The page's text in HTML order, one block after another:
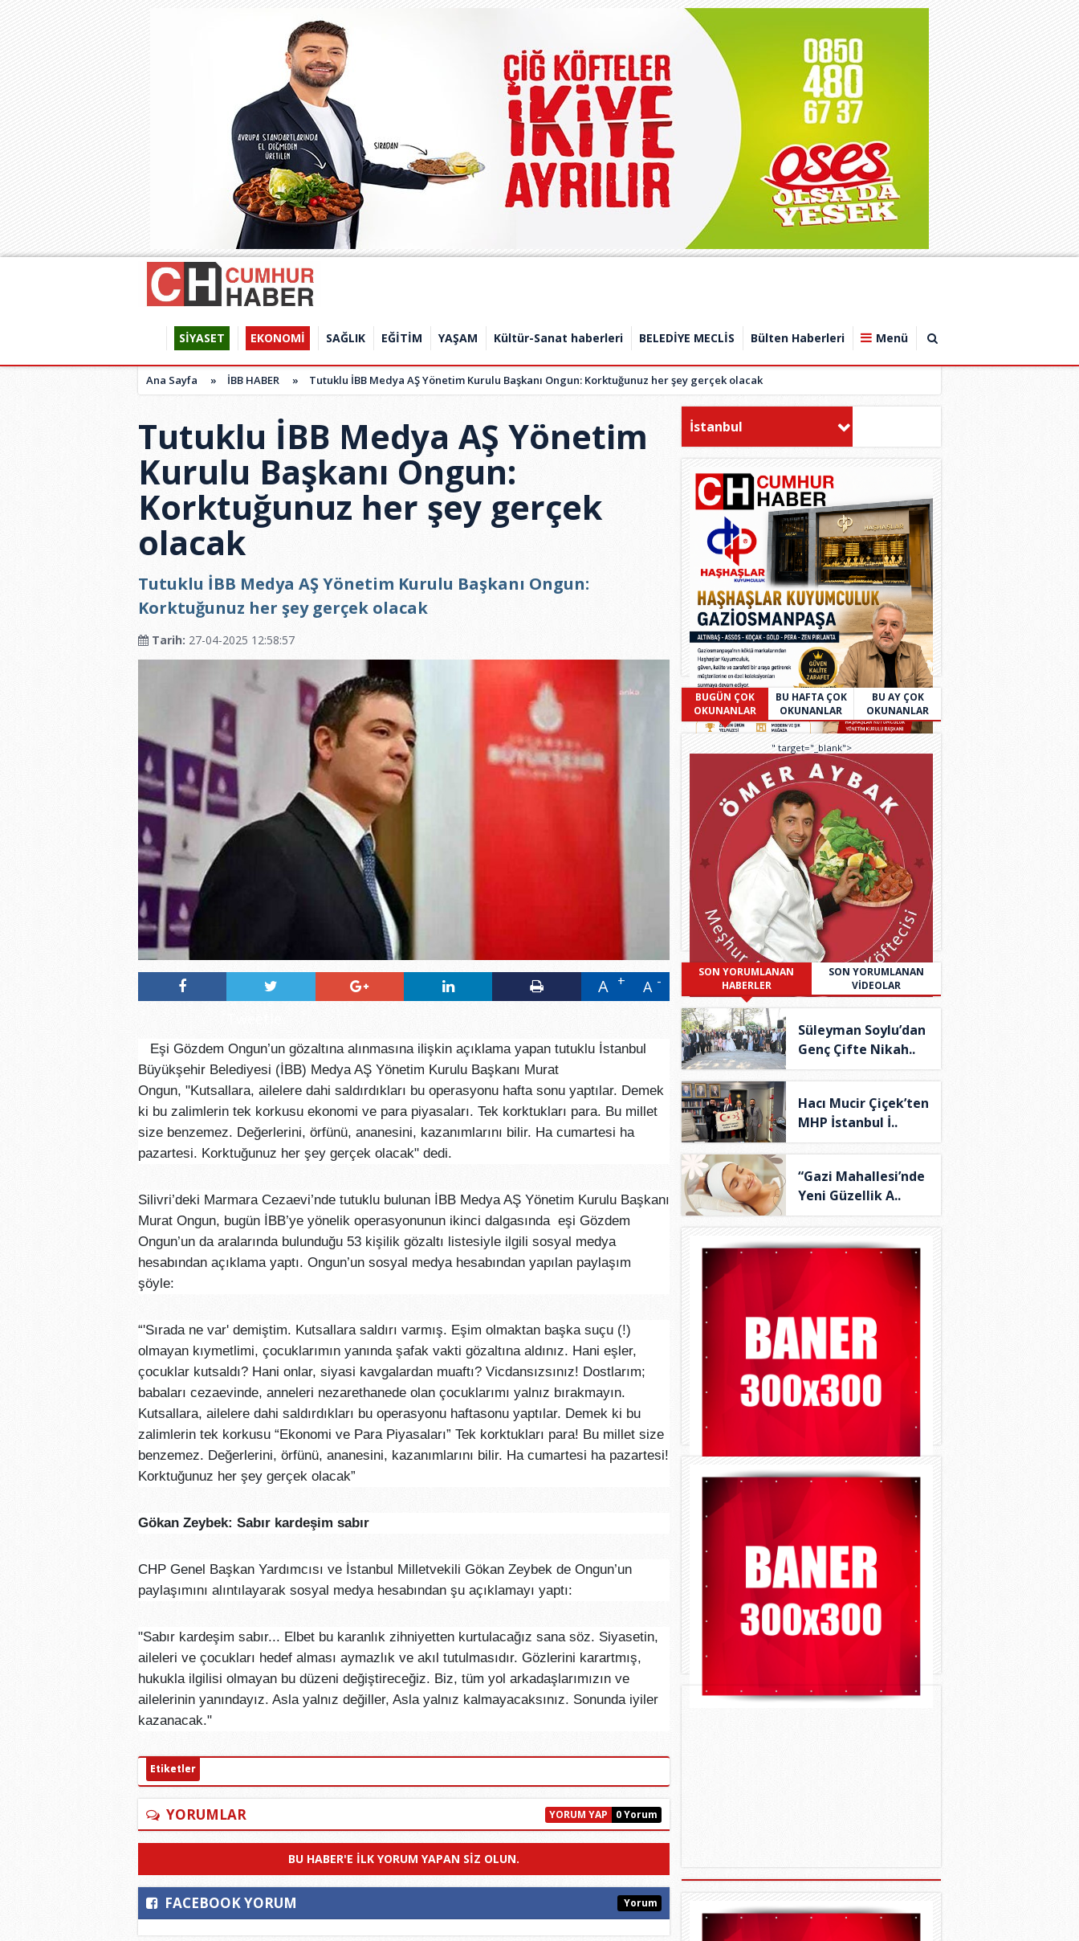
SİYASET EKONOMİ SAĞLIK EĞİTİM YAŞAM Kültür-Sanat haberleri BELEDİYE MECLİS Bülten Haberleri Menü
Ana Sayfa » İBB HABER » Tutuklu İBB Medya AŞ Yönetim Kurulu Başkanı Ongun: Korktuğunuz her şey gerçek olacak
Tutuklu İBB Medya AŞ Yönetim
Kurulu Başkanı Ongun:
Korktuğunuz her şey gerçek
olacak
Tutuklu İBB Medya AŞ Yönetim Kurulu Başkanı Ongun:
Korktuğunuz her şey gerçek olacak
Tarih: 27-04-2025 12:58:57
A A
Eşi Gözdem Ongun’un gözaltına alınmasına ilişkin açıklama yapan tutuklu İstanbul
Büyükşehir Belediyesi (İBB) Medya AŞ Yönetim Kurulu Başkanı Murat
Ongun, "Kutsallara, ailelere dahi saldırdıkları bu operasyonu hafta sonu yaptılar. Demek
ki bu zalimlerin tek korkusu ekonomi ve para piyasaları. Tek korktukları para. Bu millet
size benzemez. Değerlerini, örfünü, ananesini, kazanımlarını bilir. Ha cumartesi ha
pazartesi. Korktuğunuz her şey gerçek olacak" dedi.
Silivri’deki Marmara Cezaevi’nde tutuklu bulunan İBB Medya AŞ Yönetim Kurulu Başkanı
Murat Ongun, bugün İBB’ye yönelik operasyonunun ikinci dalgasında eşi Gözdem
Ongun’un da aralarında bulunduğu 53 kişilik gözaltı listesiyle ilgili sosyal medya
hesabından açıklama yaptı. Ongun’un sosyal medya hesabından yapılan paylaşım
şöyle:
“'Sırada ne var' demiştim. Kutsallara saldırı varmış. Eşim olmaktan başka suçu (!)
olmayan kıymetlimi, çocuklarımın yanında şafak vakti gözaltına aldınız. Hani eşler,
çocuklar kutsaldı? Hani onlar, siyasi kavgalardan muaftı? Vicdansızsınız! Dostlarım;
babaları cezaevinde, anneleri nezarethanede olan çocuklarımı yalnız bırakmayın.
Kutsallara, ailelere dahi saldırdıkları bu operasyonu haftasonu yaptılar. Demek ki bu
zalimlerin tek korkusu “Ekonomi ve Para Piyasaları” Tek korktukları para! Bu millet size
benzemez. Değerlerini, örfünü, ananesini, kazanımlarını bilir. Ha cumartesi ha pazartesi!
Korktuğunuz her şey gerçek olacak”
Gökan Zeybek: Sabır kardeşim sabır
CHP Genel Başkan Yardımcısı ve İstanbul Milletvekili Gökan Zeybek de Ongun’un
paylaşımını alıntılayarak sosyal medya hesabından şu açıklamayı yaptı:
"Sabır kardeşim sabır... Elbet bu karanlık zihniyetten kurtulacağız sana söz. Siyasetin,
aileleri ve çocukları hedef alması aymazlık ve akıl tutulmasıdır. Gözlerini karartmış,
hukukla ilgilisi olmayan bu düzeni değiştireceğiz. Biz, tüm yol arkadaşlarımızın ve
ailelerinin yanındayız. Asla yalnız değiller, Asla yalnız kalmayacaksınız. Sonunda iyiler
kazanacak."
Etiketler
YORUMLAR 0 Yorum
YORUM YAP
BU HABER'E ILK YORUM YAPAN SIZ OLUN.
FACEBOOK YORUM Yorum
İstanbul
BUGÜN ÇOK
OKUNANLAR
BU HAFTA ÇOK
OKUNANLAR
BU AY ÇOK
OKUNANLAR
" target="_blank">
SON YORUMLANAN
HABERLER
SON YORUMLANAN
VİDEOLAR
Süleyman Soylu’dan
Genç Çifte Nikah..
Hacı Mucir Çiçek’ten
MHP İstanbul İ..
“Gazi Mahallesi’nde
Yeni Güzellik A..